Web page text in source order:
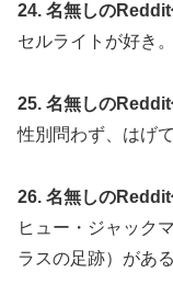
24. 名無しの
セルライトが好き。
25. 名無しの
性別問わず、はげ
26. 名無しの
ヒュー・ジャック
ラスの足跡）があ